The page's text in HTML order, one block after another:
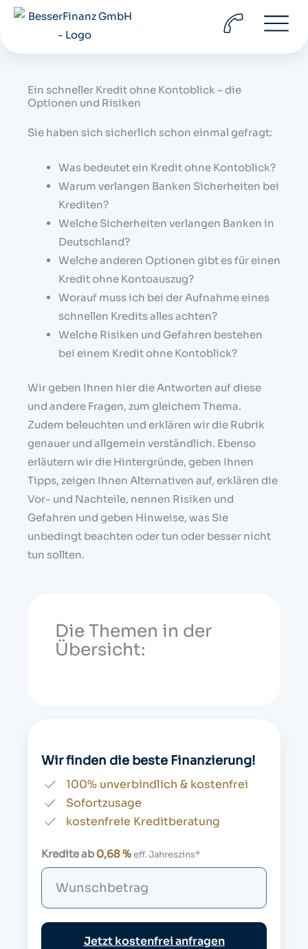
Zum
springen
Ein schneller Kredit ohne Kontoblick – die
Optionen und Risiken
Sie haben sich sicherlich schon einmal gefragt:
Was bedeutet ein Kredit ohne Kontoblick?
Warum verlangen Banken Sicherheiten bei
Krediten?
Welche Sicherheiten verlangen Banken in
Deutschland?
Welche anderen Optionen gibt es für einen
Kredit ohne Kontoauszug?
Worauf muss ich bei der Aufnahme eines
schnellen Kredits alles achten?
Welche Risiken und Gefahren bestehen
bei einem Kredit ohne Kontoblick?
Wir geben Ihnen hier die Antworten auf diese
und andere Fragen, zum gleichem Thema.
Zudem beleuchten und erklären wir die Rubrik
genauer und allgemein verständlich. Ebenso
erläutern wir die Hintergründe, geben Ihnen
Tipps, zeigen Ihnen Alternativen auf, erklären die
Vor- und Nachteile, nennen Risiken und
Gefahren und geben Hinweise, was Sie
unbedingt beachten oder tun oder besser nicht
tun sollten.
Die Themen in der
Übersicht:
Wir finden die beste Finanzierung!
100% unverbindlich & kostenfrei
Sofortzusage
kostenfreie Kreditberatung
Kredite ab 0,68 %eff. Jahreszins*
S
c
h
Jetzt kostenfrei anfragen